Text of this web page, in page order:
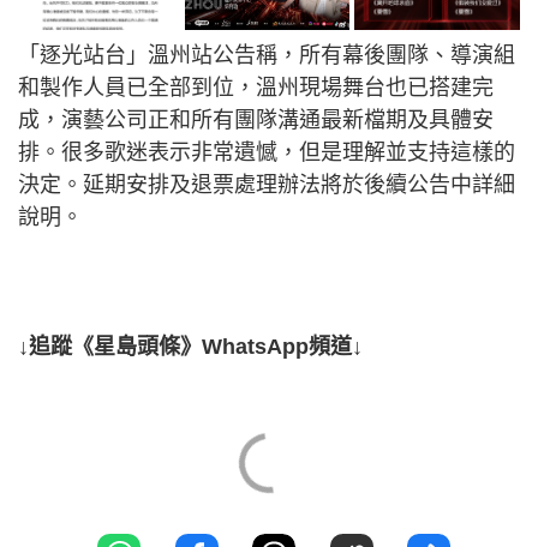
「逐光站台」溫州站公告稱，所有幕後團隊、導演組
和製作人員已全部到位，溫州現場舞台也已搭建完
成，演藝公司正和所有團隊溝通最新檔期及具體安
排。很多歌迷表示非常遺憾，但是理解並支持這樣的
決定。延期安排及退票處理辦法將於後續公告中詳細
說明。
↓追蹤《星島頭條》WhatsApp頻道↓